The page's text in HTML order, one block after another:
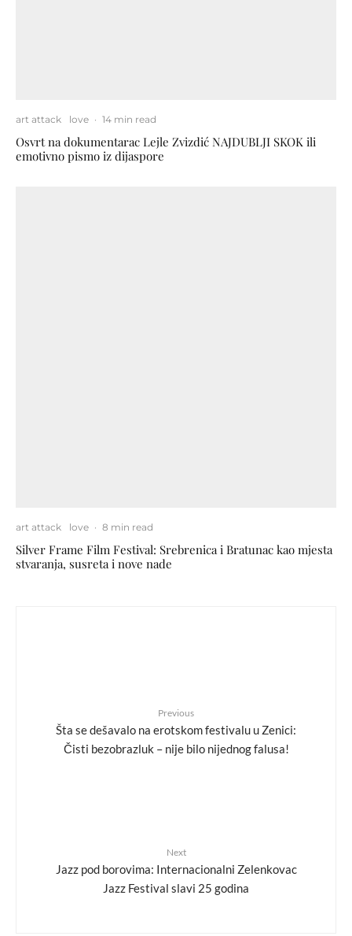
art attack love · 14 min read
Osvrt na dokumentarac Lejle Zvizdić NAJDUBLJI SKOK ili
emotivno pismo iz dijaspore
art attack love · 8 min read
Silver Frame Film Festival: Srebrenica i Bratunac kao mjesta
stvaranja, susreta i nove nade
Previous
Šta se dešavalo na erotskom festivalu u Zenici:
Čisti bezobrazluk – nije bilo nijednog falusa!
Next
Jazz pod borovima: Internacionalni Zelenkovac
Jazz Festival slavi 25 godina